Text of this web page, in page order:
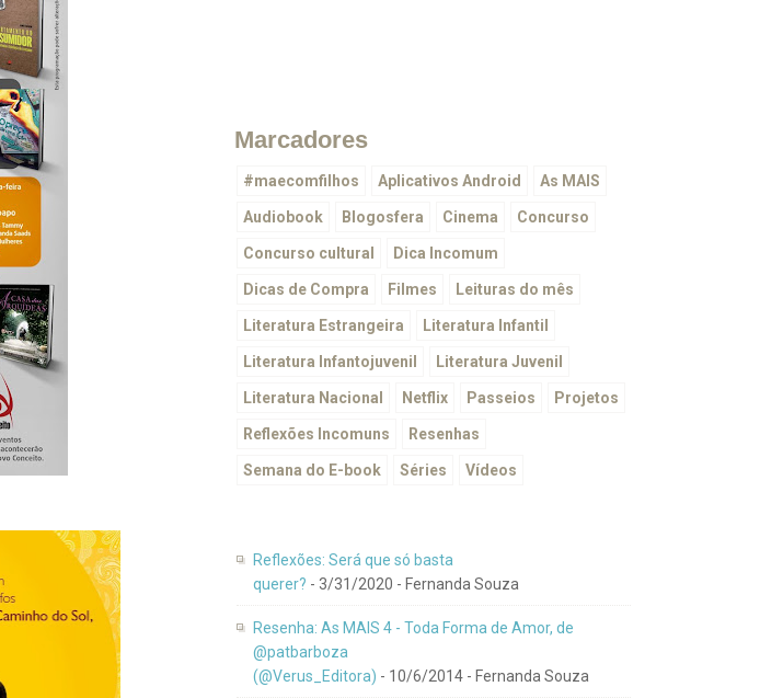
Marcadores
#maecomfilhos Aplicativos Android As MAIS
Audiobook Blogosfera Cinema Concurso
Concurso cultural Dica Incomum
Dicas de Compra Filmes Leituras do mês
Literatura Estrangeira Literatura Infantil
Literatura Infantojuvenil Literatura Juvenil
Literatura Nacional Netflix Passeios Projetos
Reflexões Incomuns Resenhas
Semana do E-book Séries Vídeos
Reflexões: Será que só basta
querer? - 3/31/2020 - Fernanda Souza
Resenha: As MAIS 4 - Toda Forma de Amor, de
@patbarboza
(@Verus_Editora) - 10/6/2014 - Fernanda Souza